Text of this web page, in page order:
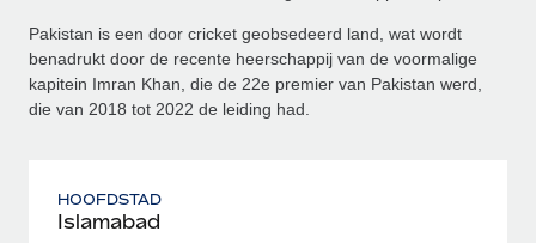
Pakistan is een door cricket geobsedeerd land, wat wordt
benadrukt door de recente heerschappij van de voormalige
kapitein Imran Khan, die de 22e premier van Pakistan werd,
die van 2018 tot 2022 de leiding had.
HOOFDSTAD
Islamabad